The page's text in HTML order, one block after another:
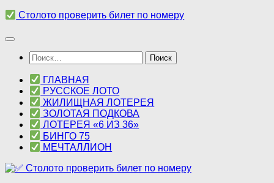
Перейти
содержимому
Столото проверить билет по номеру
Найти:
ГЛАВНАЯ
РУССКОЕ ЛОТО
ЖИЛИЩНАЯ ЛОТЕРЕЯ
ЗОЛОТАЯ ПОДКОВА
ЛОТЕРЕЯ «6 ИЗ 36»
БИНГО 75
МЕЧТАЛЛИОН